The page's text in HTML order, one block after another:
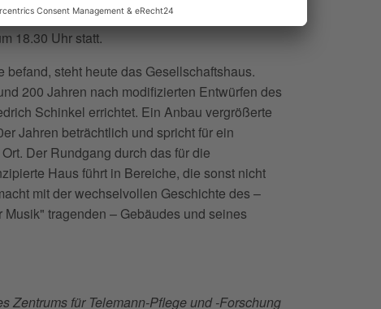
18.30 Uhr statt.
steht heute das Gesellschaftshaus.
200 Jahren nach modifizierten Entwürfen des
Schinkel errichtet. Ein Anbau vergrößerte
Jahren beträchtlich und spricht für ein
Der Rundgang durch das für die
Haus führt in Bereiche, die sonst nicht
mit der wechselvollen Geschichte des –
tragenden – Gebäudes und seines
Zentrums für Telemann-Pflege und -Forschung